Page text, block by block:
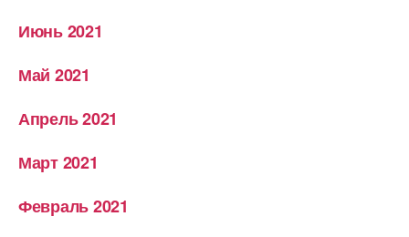
Июнь 2021
Май 2021
Апрель 2021
Март 2021
Февраль 2021